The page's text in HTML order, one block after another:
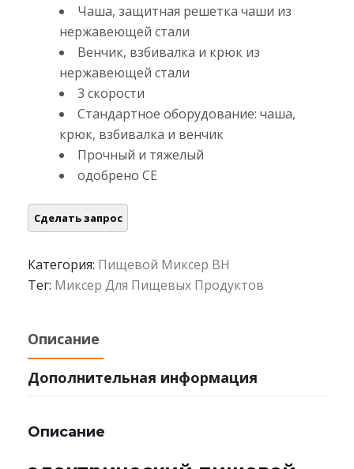
Чаша, защитная решетка чаши из
нержавеющей стали
Венчик, взбивалка и крюк из
нержавеющей стали
3 скорости
Стандартное оборудование: чаша,
крюк, взбивалка и венчик
Прочный и тяжелый
одобрено CE
Категория: Пищевой Миксер BH
Тег: Миксер Для Пищевых Продуктов
Описание
Дополнительная информация
Описание